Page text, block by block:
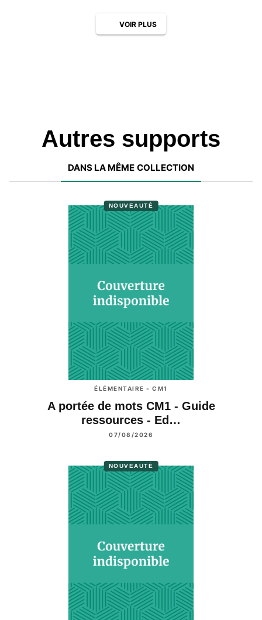
VOIR PLUS
Autres supports
DANS LA MÊME COLLECTION
NOUVEAUTÉ
ÉLÉMENTAIRE - CM1
A portée de mots CM1 - Guide
ressources - Ed…
07/08/2026
NOUVEAUTÉ